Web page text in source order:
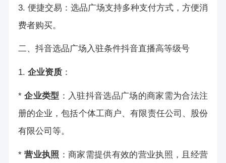
3. 便捷交易：选品广场支持多种支付方式，方便消
费者购买。
二、抖音选品广场入驻条件抖音直播高等级号
1. 企业资质：
*企业类型 ：入驻抖音选品广场的商家需为合法注
册的企业，包括个体工商户、有限责任公司、股份
有限公司等。
*营业执照 ：商家需提供有效的营业执照，且经营